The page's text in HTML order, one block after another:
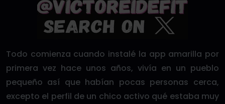
Todo comienza cuando instalé la app amarilla por
primera vez hace unos años, vivía en un pueblo
pequeño así que habían pocas personas cerca,
excepto el perfil de un chico activo qué estaba muy